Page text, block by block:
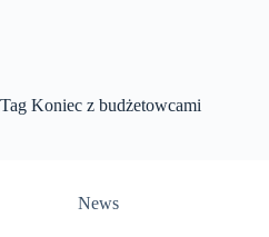
Tag Koniec z budżetowcami
News